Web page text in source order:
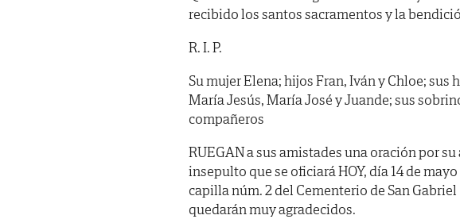
recibido los santos sacramentos y la
R. I. P.
Su mujer Elena; hijos Fran, Iván y Chloe; sus
María Jesús, María José y Juande; sus
compañeros
RUEGAN a sus amistades una oración por
insepulto que se oficiará HOY, día 14 de
capilla núm. 2 del Cementerio de San
quedarán muy agradecidos.